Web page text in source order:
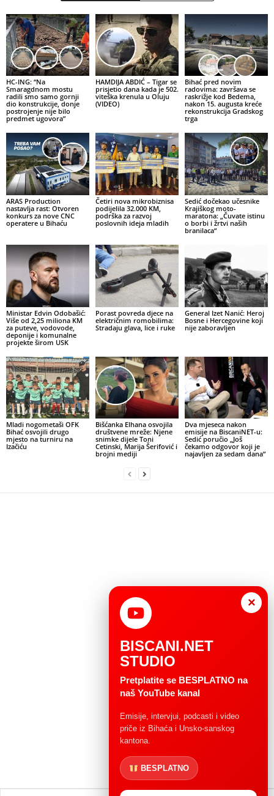
HC-ING: “Na
Smaragdnom mostu
radili smo samo gornji
dio konstrukcije, donje
postrojenje nije bilo
predmet ugovora”
HAMDIJA ABDIĆ – Tigar se
prisjetio dana kada je 502.
viteška krenula u Oluju
(VIDEO)
Bihać pred novim
radovima: završava se
raskrižje kod Bedema,
nakon 15. augusta kreće
rekonstrukcija Gradskog
trga
ARAS Production
nastavlja rast: Otvoren
konkurs za nove CNC
operatere u Bihaću
Četiri nova mikrobiznisa
podijelila 32.000 KM,
podrška za razvoj
poslovnih ideja mladih
Sedić dočekao učesnike
Krajiškog moto-
maratona: „Čuvate istinu
o borbi i žrtvi naših
branilaca“
Ministar Edvin Odobašić:
Više od 2,25 miliona KM
za puteve, vodovode,
deponije i komunalne
projekte širom USK
Porast povreda djece na
električnim romobilima:
Stradaju glava, lice i ruke
General Izet Nanić: Heroj
Bosne i Hercegovine koji
nije zaboravljen
Mladi nogometaši OFK
Bihać osvojili drugo
mjesto na turniru na
Izačiću
Bišćanka Elhana osvojila
društvene mreže: Njene
snimke dijele Toni
Cetinski, Marija Šerifović i
brojni mediji
Dva mjeseca nakon
emisije na BiscaniNET-u:
Sedić poručio „Još
čekamo odgovor koji je
najavljen za sedam dana“
×
BISCANI.NET
STUDIO
Pretplatite se BESPLATNO na
naš YouTube kanal
Emisije, intervjui, podcasti i video
priče iz Bihaća i Unsko-sanskog
kantona.
BESPLATNO